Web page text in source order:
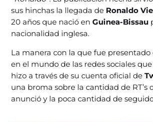
sus hinchas la llegada de Ronaldo
20 años que nació enGuinea-Bissau
nacionalidad inglesa.
La manera con la que fue presentado
en el mundo de las redes sociales
hizo a través de su cuenta oficial de
una broma sobre la cantidad de RT’s
anunció y la poca cantidad de